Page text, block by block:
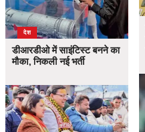
देश
डीआरडीओ में साइंटिस्ट बनने का
मौका, निकली नई भर्ती